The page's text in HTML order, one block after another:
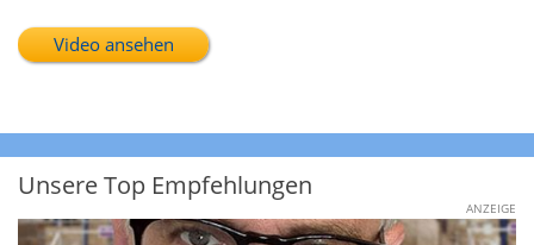
Video ansehen
Unsere Top Empfehlungen
ANZEIGE